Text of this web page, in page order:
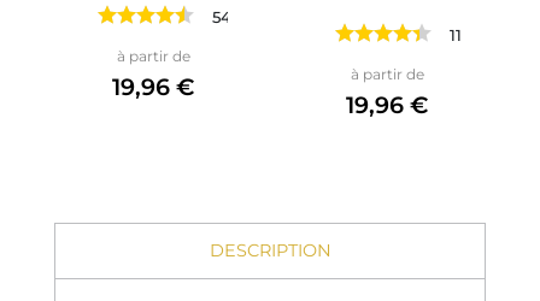
549 avis
à partir dePrix
19,96 €
113 avis
à partir dePrix
19,96 €
DESCRIPTION